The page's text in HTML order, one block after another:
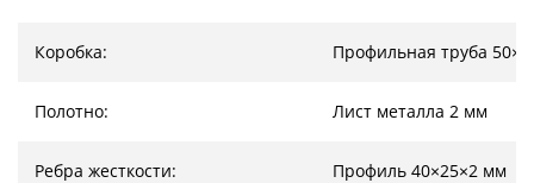
Коробка: Профильная труба
Полотно: Лист металла 2 мм
Ребра жесткости: Профиль 40×25×2 мм